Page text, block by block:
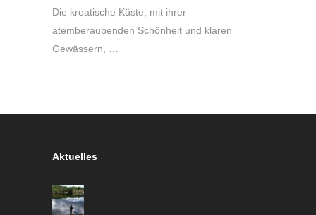
Die kroatische Küste, mit ihrer
atemberaubenden Schönheit und klaren
Gewässern, …
Aktuelles